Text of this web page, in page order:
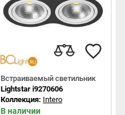
Встраиваемый светильник
Lightstar i9270606
Коллекция: Intero
В наличии